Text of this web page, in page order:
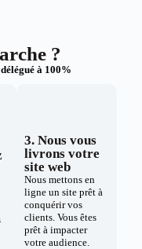
?
à 100%
3. Nous vous
livrons votre
site web
Nous mettons en
ligne un site prêt à
conquérir vos
clients. Vous êtes
prêt à impacter
votre audience.